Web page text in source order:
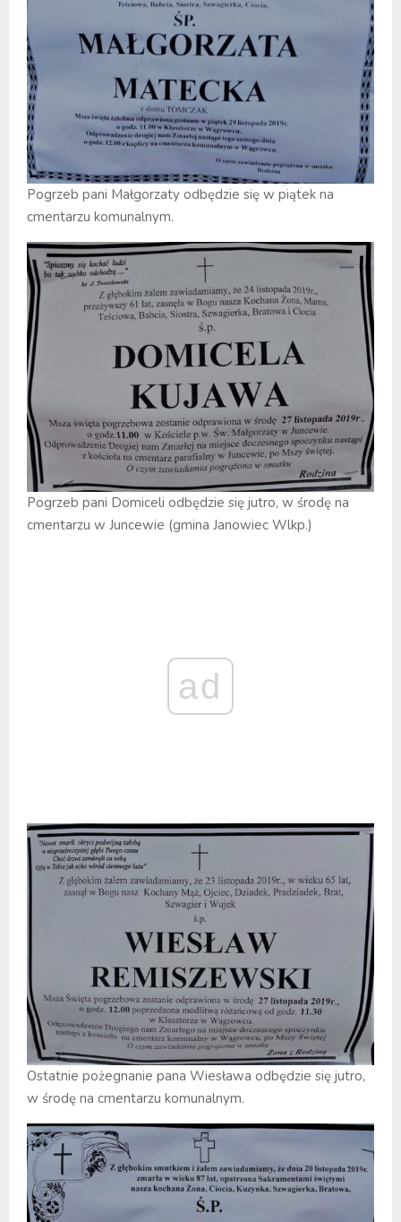
Pogrzeb pani Małgorzaty odbędzie się w piątek na
cmentarzu komunalnym.
Pogrzeb pani Domiceli odbędzie się jutro, w środę na
cmentarzu w Juncewie (gmina Janowiec Wlkp.)
ad
Ostatnie pożegnanie pana Wiesława odbędzie się jutro,
w środę na cmentarzu komunalnym.